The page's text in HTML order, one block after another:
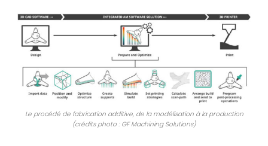
Le procédé de fabrication additive, de la modélisation à la production
(crédits photo : GF Machining Solutions)